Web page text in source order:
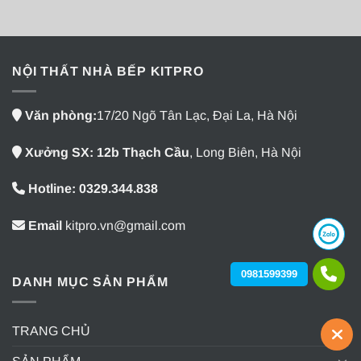
NỘI THẤT NHÀ BẾP KITPRO
Văn phòng:17/20 Ngõ Tân Lạc, Đại La, Hà Nội
Xưởng SX: 12b Thạch Cầu, Long Biên, Hà Nội
Hotline: 0329.344.838
Email kitpro.vn@gmail.com
DANH MỤC SẢN PHẨM
TRANG CHỦ
0981599399